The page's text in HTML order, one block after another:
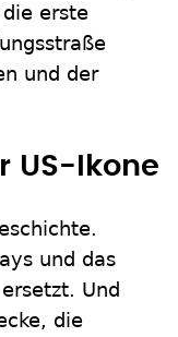
die erste
und der
US-Ikone
und das
Und
die